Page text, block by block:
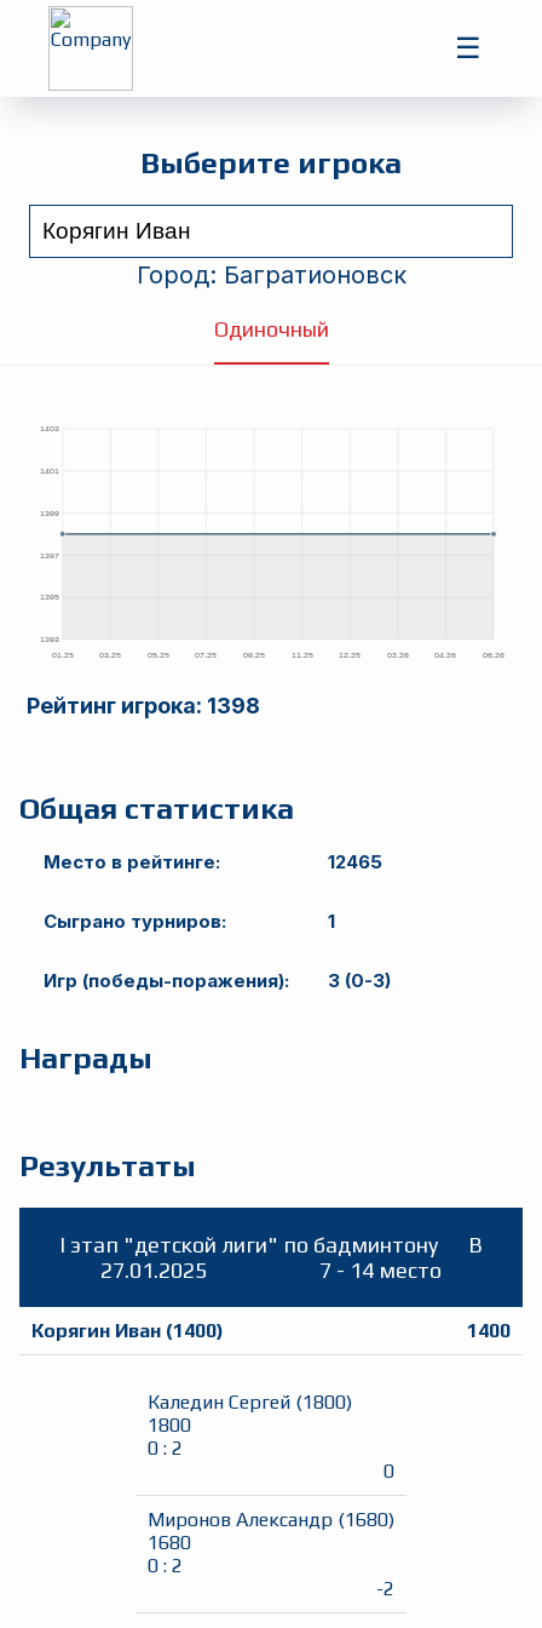
☰
Выберите игрока
Город: Багратионовск
Одиночный
Рейтинг игрока: 1398
Общая статистика
Место в рейтинге: 12465
Сыграно турниров: 1
Игр (победы-поражения): 3 (0-3)
Награды
Результаты
I этап "детской лиги" по бадминтону
B
27.01.2025
7 - 14 место
Корягин Иван (1400) 1400
Каледин Сергей (1800)
1800
0 : 2
0
Миронов Александр (1680)
1680
0 : 2
-2